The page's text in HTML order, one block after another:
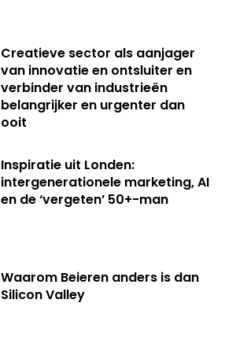
Creatieve sector als aanjager
van innovatie en ontsluiter en
verbinder van industrieën
belangrijker en urgenter dan
ooit
Inspiratie uit Londen:
intergenerationele marketing, AI
en de ‘vergeten’ 50+-man
Waarom Beieren anders is dan
Silicon Valley